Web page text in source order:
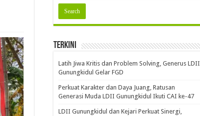
Terkini
Latih Jiwa Kritis dan Problem Solving, Generus LDII
Gunungkidul Gelar FGD
Perkuat Karakter dan Daya Juang, Ratusan
Generasi Muda LDII Gunungkidul Ikuti CAI ke-47
LDII Gunungkidul dan Kejari Perkuat Sinergi,